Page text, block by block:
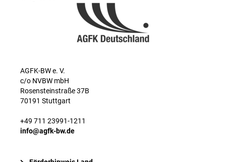
AGFK-BW e. V.
c/o NVBW mbH
Rosensteinstraße 37B
70191 Stuttgart
+49 711 23991-1211
info@agfk-bw.de